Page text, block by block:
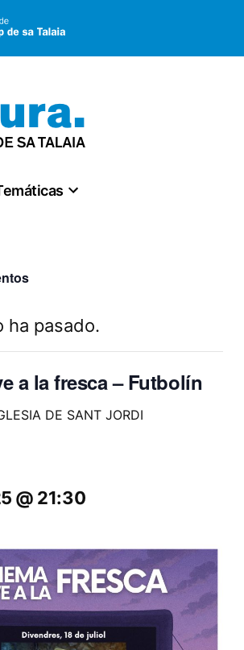
ha pasado.
a la fresca – Futbolín
DE SANT JORDI
@ 21:30